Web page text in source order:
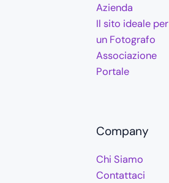
Azienda
Il sito ideale per
un Fotografo
Associazione
Portale
Company
Chi Siamo
Contattaci